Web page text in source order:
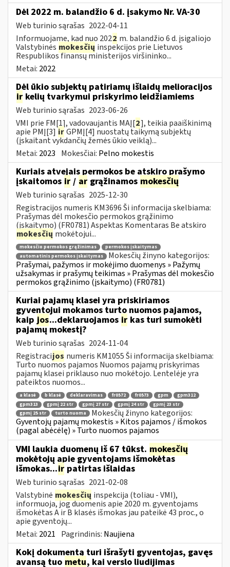
Dėl 2022 m. balandžio 6 d. įsakymo Nr. VA-30
Web turinio sąrašas 2022-04-11
Informuojame, kad nuo 2022 m. balandžio 6 d. įsigaliojo
Valstybinės mokesčių inspekcijos prie Lietuvos
Respublikos finansų ministerijos viršininko...
Metai: 2022
Dėl ūkio subjektų patiriamų išlaidų melioracijos
ir kelių tvarkymui priskyrimo leidžiamiems
Web turinio sąrašas 2023-06-26
VMI prie FM[1], vadovaujantis MAĮ[2], teikia paaiškinimą
apie PMĮ[3]irGPMĮ[4] nuostatų taikymą subjektų
(įskaitant vykdančių žemės ūkio veiklą)...
Metai: 2023 Mokesčiai: Pelno mokestis
Kuriais atvejais permokos be atskiro prašymo
įskaitomos ir / ar grąžinamos mokesčių
Web turinio sąrašas 2025-12-30
Registracijos numeris KM3696 Ši informacija skelbiama:
Prašymas dėl mokesčio permokos grąžinimo
(įskaitymo) (FR0781) Aspektas Komentaras Be atskiro
mokesčių mokėtojui...
mokesčio permokos grąžinimas
permokos įskaitymas
automatinis permokos įskaitymas
Mokesčių žinyno kategorijos:
Prašymai, pažymos ir mokėjimo duomenys » Pažymų
užsakymas ir prašymų teikimas » Prašymas dėl mokesčio
permokos grąžinimo (įskaitymo) (FR0781)
Kuriai pajamų klasei yra priskiriamos
gyventojui mokamos turto nuomos pajamos,
kaip jos...deklaruojamos ir kas turi sumokėti
pajamų mokestį?
Web turinio sąrašas 2024-11-04
Registracijos numeris KM1055 Ši informacija skelbiama:
Turto nuomos pajamos Nuomos pajamų priskyrimas
pajamų klasei priklauso nuo mokėtojo. Lentelėje yra
pateiktos nuomos...
a klasė b klasė deklaravimas fr0572 fr0573 gpm
gpm312
gpm313
gpmį 22 str gpmį 27 str gpmį 24 str
gpmį 23 str
gpmį 25 str
turto nuoma
Mokesčių žinyno kategorijos:
Gyventojų pajamų mokestis » Kitos pajamos / išmokos
(pagal abėcėlę) » Turto nuomos pajamos
VMI laukia duomenų iš 67 tūkst. mokesčių
mokėtojų apie gyventojams išmokėtas
išmokas...ir patirtas išlaidas
Web turinio sąrašas 2021-02-08
Valstybinė mokesčių inspekcija (toliau - VMI),
informuoja, jog duomenis apie 2020 m. gyventojams
išmokėtas A ir B klasės išmokas jau pateikė 43 proc., o
apie gyventojų...
Metai: 2021 Pagrindinis: Naujiena
Kokį dokumentą turi išrašyti gyventojas, gavęs
avansą tuo metu, kai verslo liudijimas